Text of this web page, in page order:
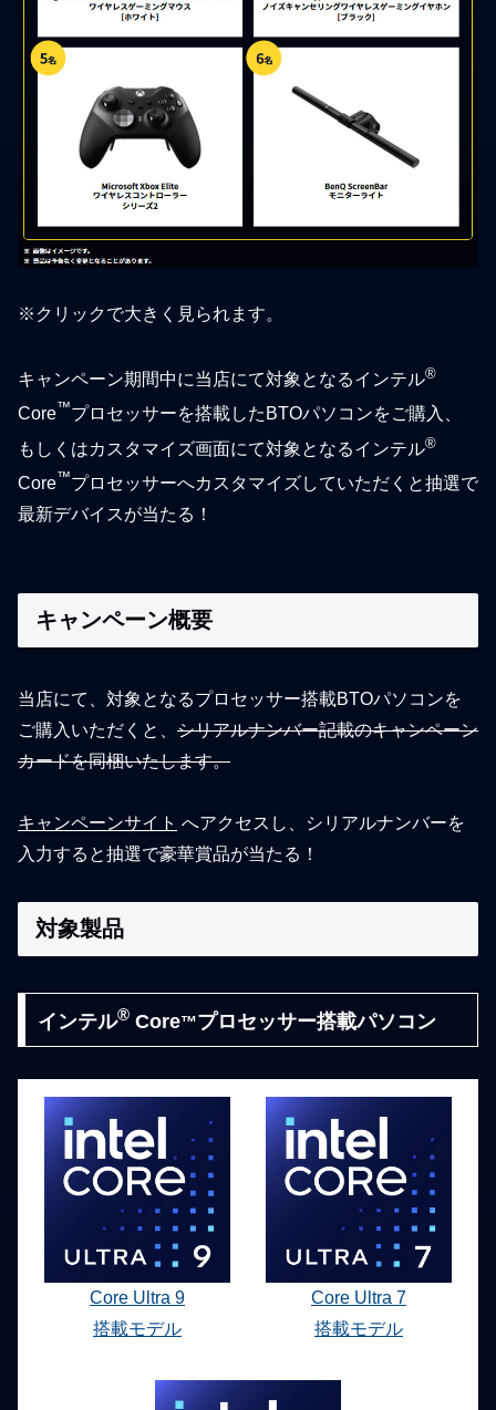
※クリックで大きく見られます。
キャンペーン期間中に当店にて対象となるインテル®
Core™プロセッサーを搭載したBTOパソコンをご購入、
もしくはカスタマイズ画面にて対象となるインテル®
Core™プロセッサーへカスタマイズしていただくと抽選で
最新デバイスが当たる！
キャンペーン概要
当店にて、対象となるプロセッサー搭載BTOパソコンを
ご購入いただくと、 シリアルナンバー記載のキャンペーン
カードを同梱いたします。
キャンペーンサイト へアクセスし、シリアルナンバーを
入力すると抽選で豪華賞品が当たる！
対象製品
インテル®Core™プロセッサー搭載パソコン
Core Ultra 9
搭載モデル
Core Ultra 7
搭載モデル